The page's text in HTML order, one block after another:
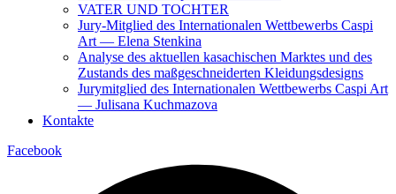
VATER UND TOCHTER
Jury-Mitglied des Internationalen Wettbewerbs Caspi
Art — Elena Stenkina
Analyse des aktuellen kasachischen Marktes und des
Zustands des maßgeschneiderten Kleidungsdesigns
Jurymitglied des Internationalen Wettbewerbs Caspi Art
— Julisana Kuchmazova
Kontakte
Facebook